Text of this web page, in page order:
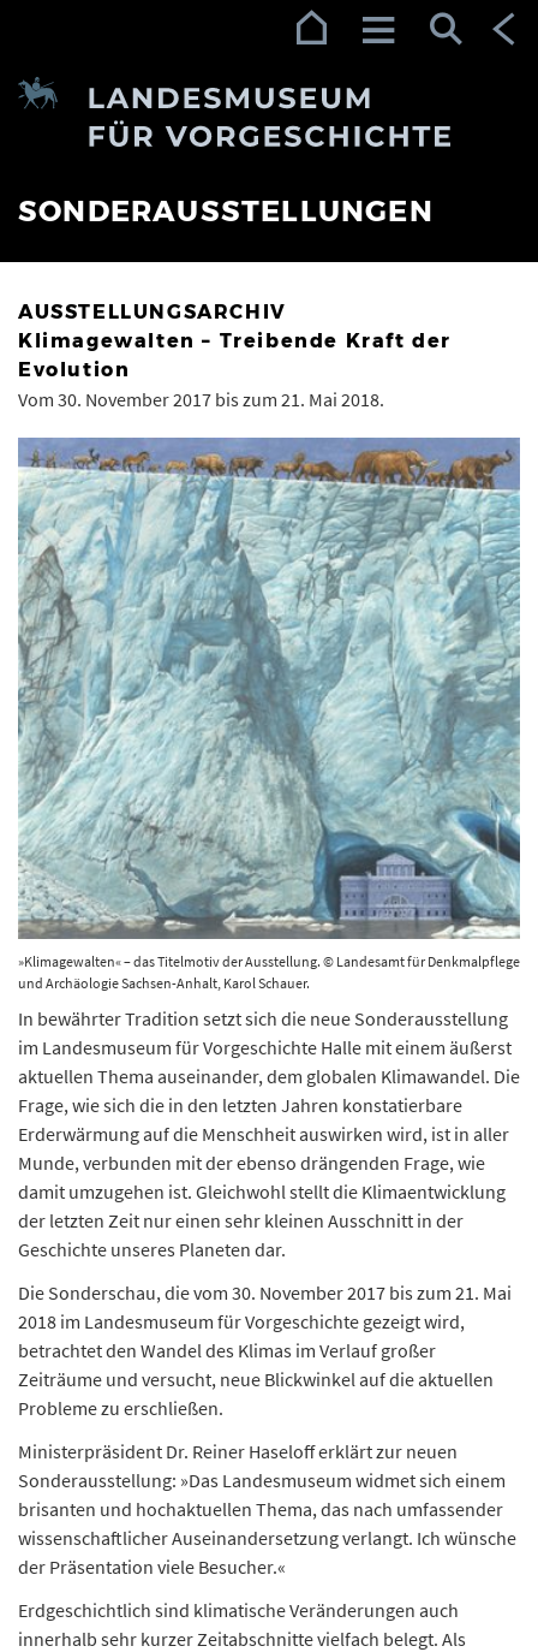
SONDERAUSSTELLUNGEN
AUSSTELLUNGSARCHIV
Klimagewalten – Treibende Kraft der
Evolution
Vom 30. November 2017 bis zum 21. Mai 2018.
»Klimagewalten« – das Titelmotiv der Ausstellung. © Landesamt für Denkmalpflege
und Archäologie Sachsen-Anhalt, Karol Schauer.
In bewährter Tradition setzt sich die neue Sonderausstellung
im Landesmuseum für Vorgeschichte Halle mit einem äußerst
aktuellen Thema auseinander, dem globalen Klimawandel. Die
Frage, wie sich die in den letzten Jahren konstatierbare
Erderwärmung auf die Menschheit auswirken wird, ist in aller
Munde, verbunden mit der ebenso drängenden Frage, wie
damit umzugehen ist. Gleichwohl stellt die Klimaentwicklung
der letzten Zeit nur einen sehr kleinen Ausschnitt in der
Geschichte unseres Planeten dar.
Die Sonderschau, die vom 30. November 2017 bis zum 21. Mai
2018 im Landesmuseum für Vorgeschichte gezeigt wird,
betrachtet den Wandel des Klimas im Verlauf großer
Zeiträume und versucht, neue Blickwinkel auf die aktuellen
Probleme zu erschließen.
Ministerpräsident Dr. Reiner Haseloff erklärt zur neuen
Sonderausstellung: »Das Landesmuseum widmet sich einem
brisanten und hochaktuellen Thema, das nach umfassender
wissenschaftlicher Auseinandersetzung verlangt. Ich wünsche
der Präsentation viele Besucher.«
Erdgeschichtlich sind klimatische Veränderungen auch
innerhalb sehr kurzer Zeitabschnitte vielfach belegt. Als